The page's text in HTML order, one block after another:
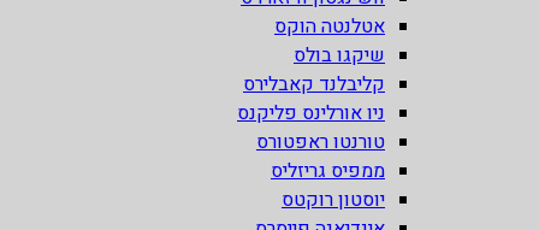
אטלנטה הוקס
שיקגו בולס
קליבלנד קאבלירס
ניו אורלינס פליקנס
טורנטו ראפטורס
ממפיס גריזליס
יוסטון רוקטס